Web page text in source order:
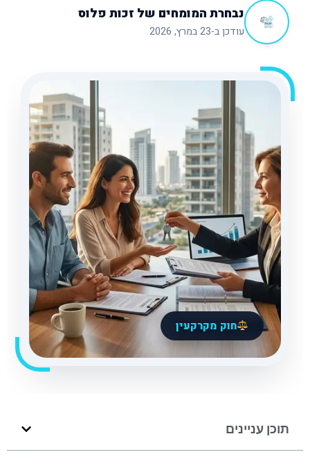
חוק מקרקעין
נבחרת המומחים של זכות פלוס
עודכן ב-23 במרץ, 2026
תוכן עניינים